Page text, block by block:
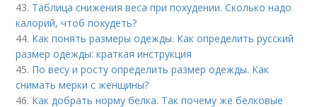
43. Таблица снижения веса при похудении. Сколько надо
калорий, чтоб похудеть?
44. Как понять размеры одежды. Как определить русский
размер одежды: краткая инструкция
45. По весу и росту определить размер одежды. Как
снимать мерки с женщины?
46. Как добрать норму белка. Так почему же белковые